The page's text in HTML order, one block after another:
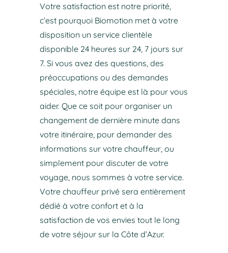
Votre satisfaction est notre priorité,
c’est pourquoi Biomotion met à votre
disposition un service clientèle
disponible 24 heures sur 24, 7 jours sur
7. Si vous avez des questions, des
préoccupations ou des demandes
spéciales, notre équipe est là pour vous
aider. Que ce soit pour organiser un
changement de dernière minute dans
votre itinéraire, pour demander des
informations sur votre chauffeur, ou
simplement pour discuter de votre
voyage, nous sommes à votre service.
Votre chauffeur privé sera entièrement
dédié à votre confort et à la
satisfaction de vos envies tout le long
de votre séjour sur la Côte d’Azur.